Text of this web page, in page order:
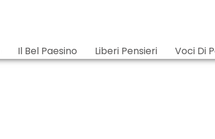
Il Bel Paesino Liberi Pensieri Voci Di